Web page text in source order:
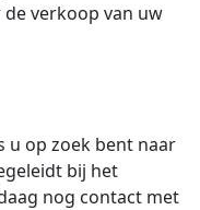
verkoop van uw
u op zoek bent naar
bij het
nog contact met